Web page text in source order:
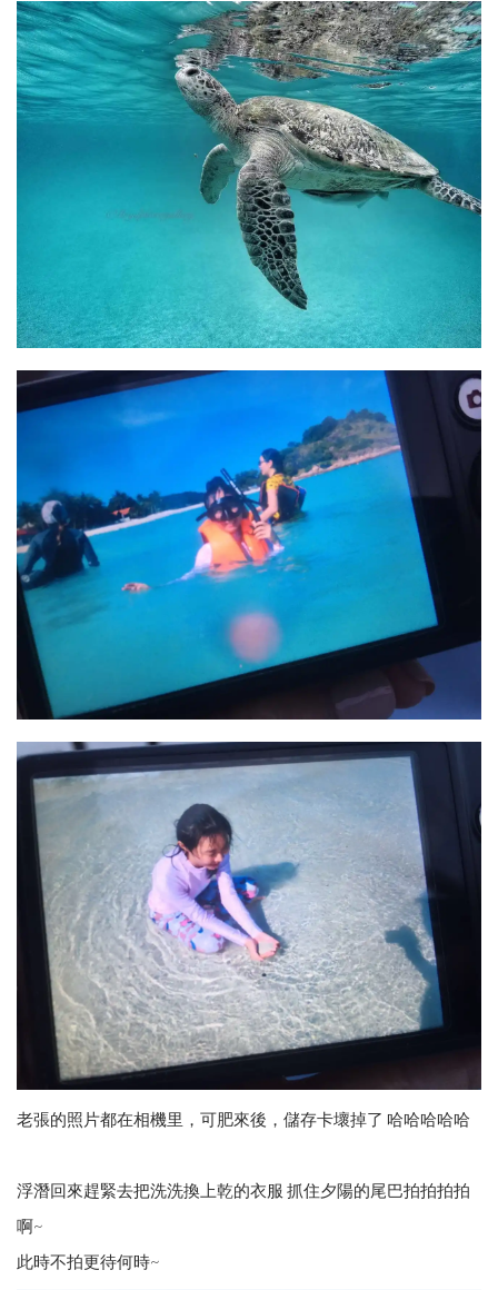
老張的照片都在相機里，可肥來後，儲存卡壞掉了 哈哈哈哈哈
浮潛回來趕緊去把洗洗換上乾的衣服 抓住夕陽的尾巴拍拍拍拍
啊~
此時不拍更待何時~